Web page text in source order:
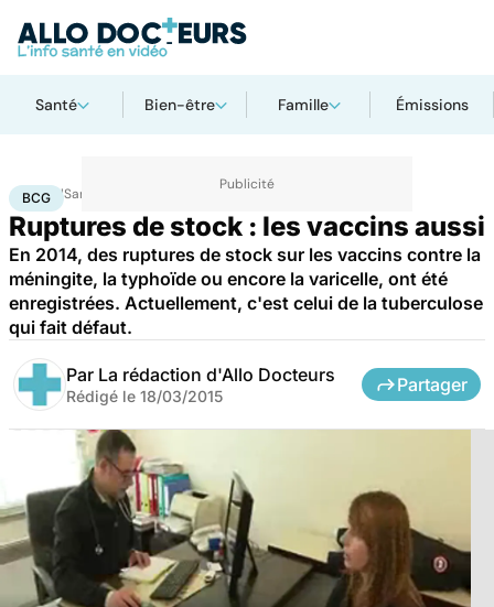
Santé Bien-être Famille Émissions
AccueilSanté
BCG
Ruptures de stock : les vaccins aussi
En 2014, des ruptures de stock sur les vaccins contre la
méningite, la typhoïde ou encore la varicelle, ont été
enregistrées. Actuellement, c'est celui de la tuberculose
qui fait défaut.
Par La rédaction d'Allo Docteurs
Rédigé le 18/03/2015
Partager